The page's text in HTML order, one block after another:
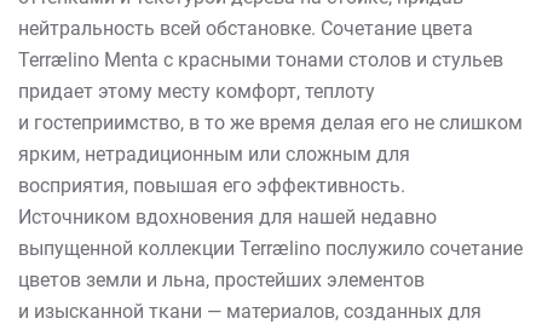
нейтральность всей обстановке. Сочетание цвета
Terrælino Menta с красными тонами столов и стульев
придает этому месту комфорт, теплоту
и гостеприимство, в то же время делая его не слишком
ярким, нетрадиционным или сложным для
восприятия, повышая его эффективность.
Источником вдохновения для нашей недавно
выпущенной коллекции Terrælino послужило сочетание
цветов земли и льна, простейших элементов
и изысканной ткани — материалов, созданных для